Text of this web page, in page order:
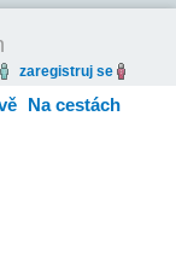
zaregistruj se
Na cestách